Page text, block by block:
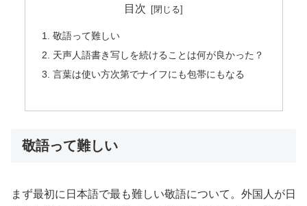
目次
敬語って難しい
天声人語書き写しを続けることは何が良かった？
言葉は使い方次第でナイフにも包帯にもなる
敬語って難しい
まず最初に日本語で最も難しい敬語について。外国人が日